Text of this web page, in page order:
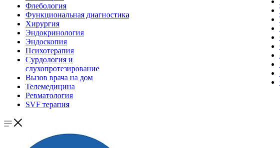
Флебология
Функциональная диагностика
Хирургия
Эндокринология
Эндоскопия
Психотерапия
Сурдология и
слухопротезирование
Вызов врача на дом
Телемедицина
Ревматология
SVF терапия